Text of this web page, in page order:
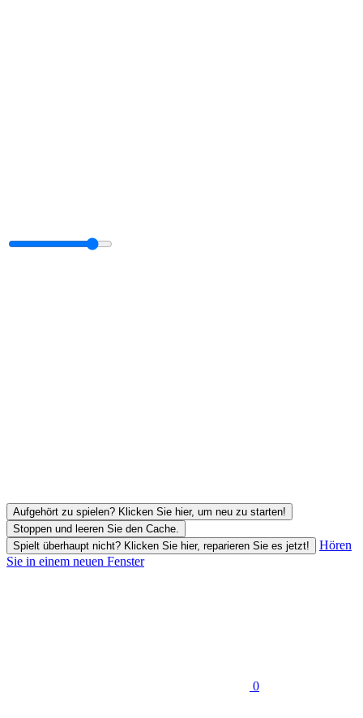
Aufgehört zu spielen? Klicken Sie hier, um neu zu starten!
Stoppen und leeren Sie den Cache.
Spielt überhaupt nicht? Klicken Sie hier, reparieren Sie es jetzt!
Hören
Sie in einem neuen Fenster
0